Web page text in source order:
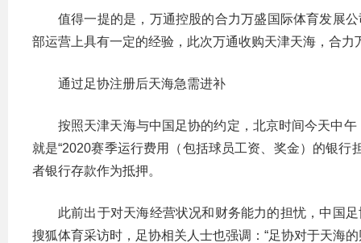
值得一提的是，万通控股的合力万盛国际体育发展
部运营上具有一定的经验，此次万通收购天津天海，合
通过足协注册后天海急需进补
按照天津天海与中国足协的约定，北京时间今天中
就是“2020赛季运行费用（包括球员工资、奖金）的银
者银行存款作为抵押。
此前出于对天海经营状况和财务能力的担忧，中国
搜狐体育采访时，足协相关人士也强调：“足协对于天海